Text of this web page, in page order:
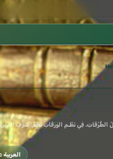
د. هيثم سرحان Arabic العربية